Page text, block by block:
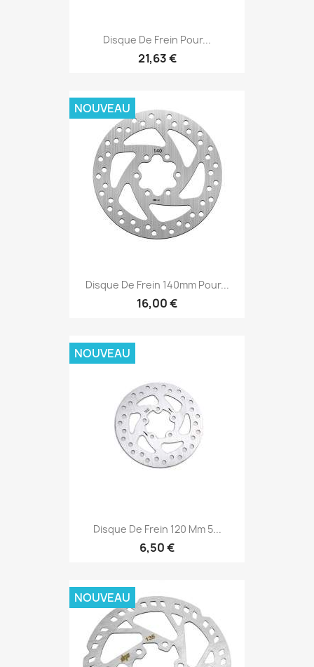
Disque De Frein Pour...
21,63 €
Disque De Frein 140mm Pour...
16,00 €
NOUVEAU
Disque De Frein 120 Mm 5...
6,50 €
NOUVEAU
NOUVEAU